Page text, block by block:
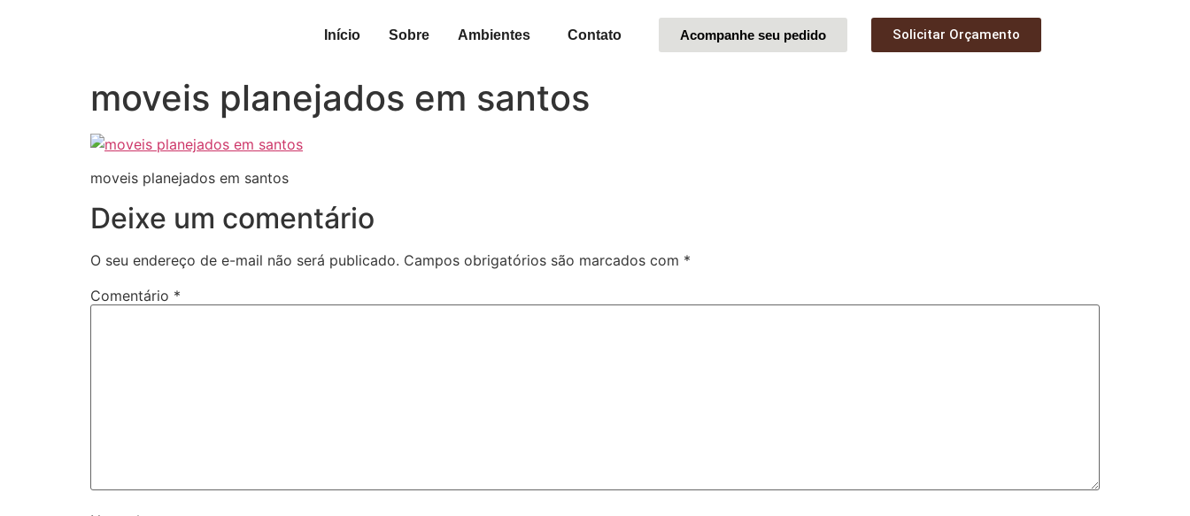
Início Sobre Ambientes Contato Acompanhe seu pedido Solicitar Orçamento
moveis planejados em santos
moveis planejados em santos
Deixe um comentário
O seu endereço de e-mail não será publicado. Campos obrigatórios são marcados com *
Comentário *